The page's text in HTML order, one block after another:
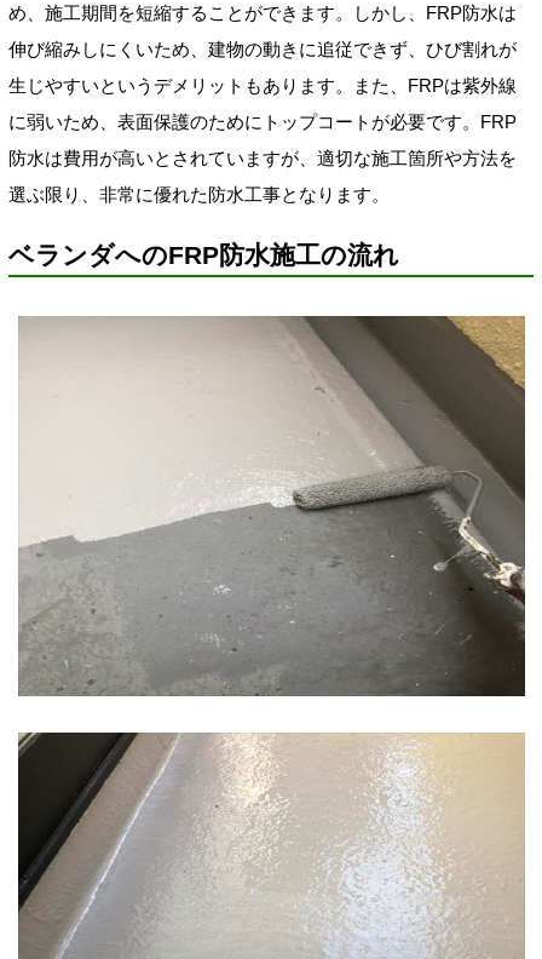
め、施工期間を短縮することができます。しかし、FRP防水は
伸び縮みしにくいため、建物の動きに追従できず、ひび割れが
生じやすいというデメリットもあります。また、FRPは紫外線
に弱いため、表面保護のためにトップコートが必要です。FRP
防水は費用が高いとされていますが、適切な施工箇所や方法を
選ぶ限り、非常に優れた防水工事となります。
ベランダへのFRP防水施工の流れ